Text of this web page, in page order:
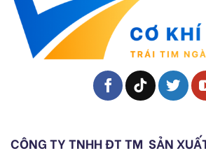
CÔNG TY TNHH ĐT TM SẢN